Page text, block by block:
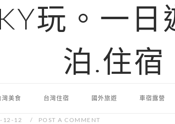
玩。一日
泊.住宿
灣美食 台灣住宿 國外旅遊 車宿露營
12-12 POST A COMMENT